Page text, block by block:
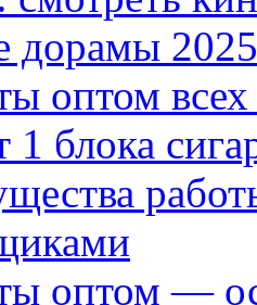
дорамы
оптом
1 блока
оптом —